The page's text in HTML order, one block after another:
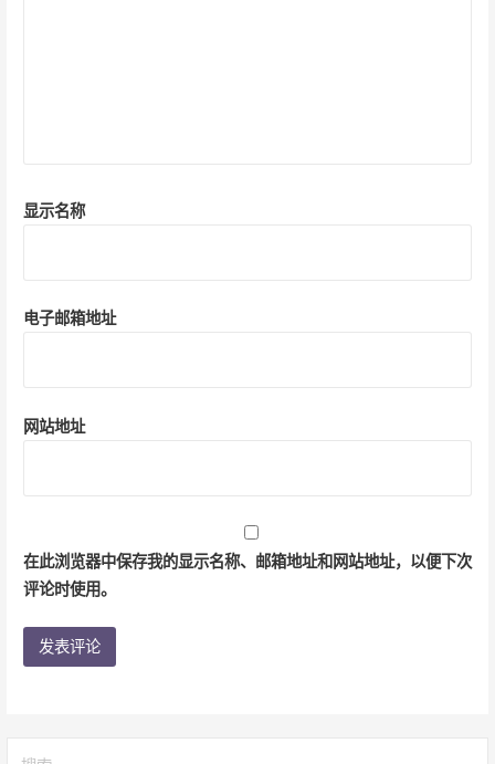
显示名称
电子邮箱地址
网站地址
在此浏览器中保存我的显示名称、邮箱地址和网站地址，以便下次
评论时使用。